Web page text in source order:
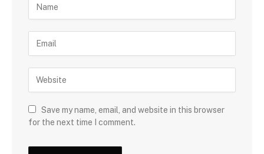
Save my name, email, and website in this browser
for the next time I comment.